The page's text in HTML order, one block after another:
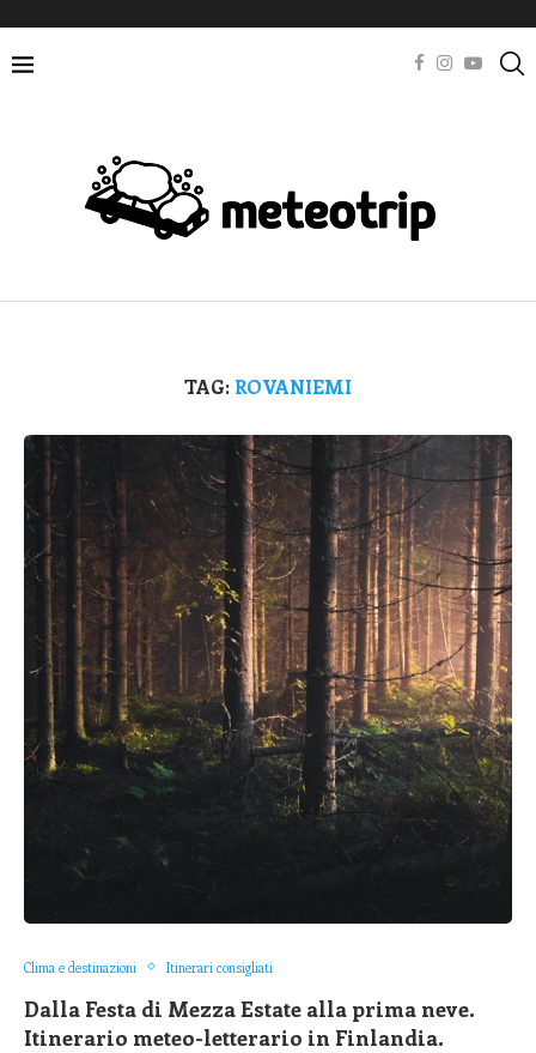
TAG: ROVANIEMI
Clima e destinazioni Itinerari consigliati
Dalla Festa di Mezza Estate alla prima neve.
Itinerario meteo-letterario in Finlandia.